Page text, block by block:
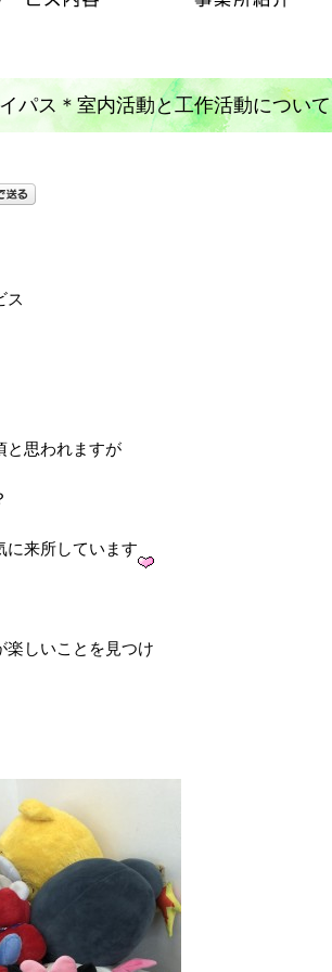
パス＊室内活動と工作活動について
ス
と思われますが
に来所しています
楽しいことを見つけ